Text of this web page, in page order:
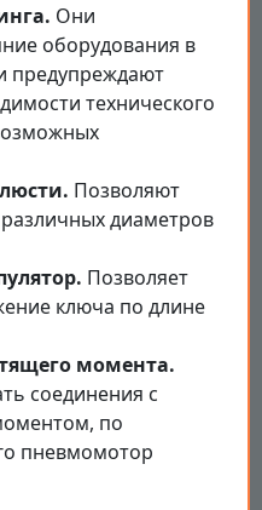
Они
оборудования в
предупреждают
технического
Позволяют
диаметров
Позволяет
ключа по длине
момента.
соединения с
по
пневмомотор